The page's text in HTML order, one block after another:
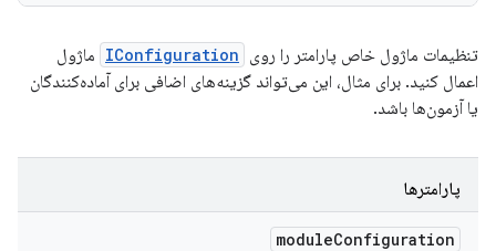
تنظیمات ماژول خاص پارامتر را روی IConfiguration ماژول
اعمال کنید. برای مثال، این می‌تواند گزینه‌های اضافی برای آماده‌کنندگان
یا آزمون‌ها باشد.
پارامترها
moduleConfiguration